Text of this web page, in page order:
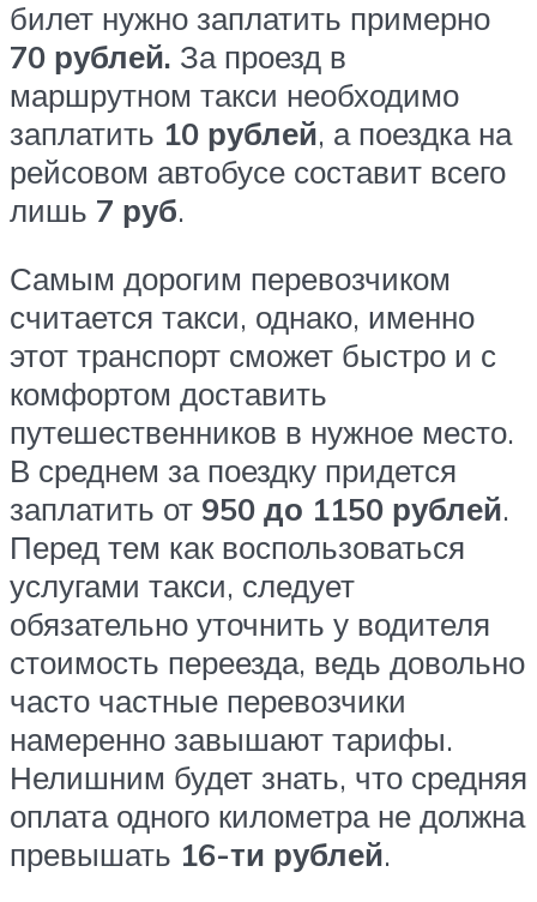
билет нужно заплатить примерно
70 рублей. За проезд в
маршрутном такси необходимо
заплатить 10 рублей, а поездка на
рейсовом автобусе составит всего
лишь 7 руб.
Самым дорогим перевозчиком
считается такси, однако, именно
этот транспорт сможет быстро и с
комфортом доставить
путешественников в нужное место.
В среднем за поездку придется
заплатить от 950 до 1150 рублей.
Перед тем как воспользоваться
услугами такси, следует
обязательно уточнить у водителя
стоимость переезда, ведь довольно
часто частные перевозчики
намеренно завышают тарифы.
Нелишним будет знать, что средняя
оплата одного километра не должна
превышать 16-ти рублей.